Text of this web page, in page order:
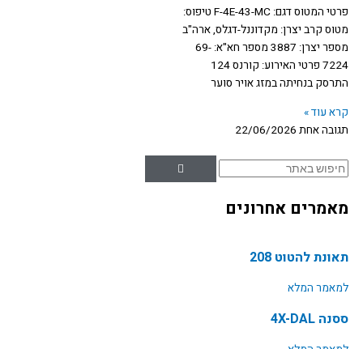
פרטי המטוס דגם: F-4E-43-MC טיפוס:
מטוס קרב יצרן: מקדוננל-דגלס, ארה"ב
מספר יצרן: 3887 מספר חא"א: 69-
7224 פרטי האירוע: קורנס 124
התרסק בנחיתה במזג אויר סוער
קרא עוד »
תגובה אחת 22/06/2026
חיפוש
מאמרים אחרונים
תאונת להטוט 208
למאמר המלא
ססנה 4X-DAL